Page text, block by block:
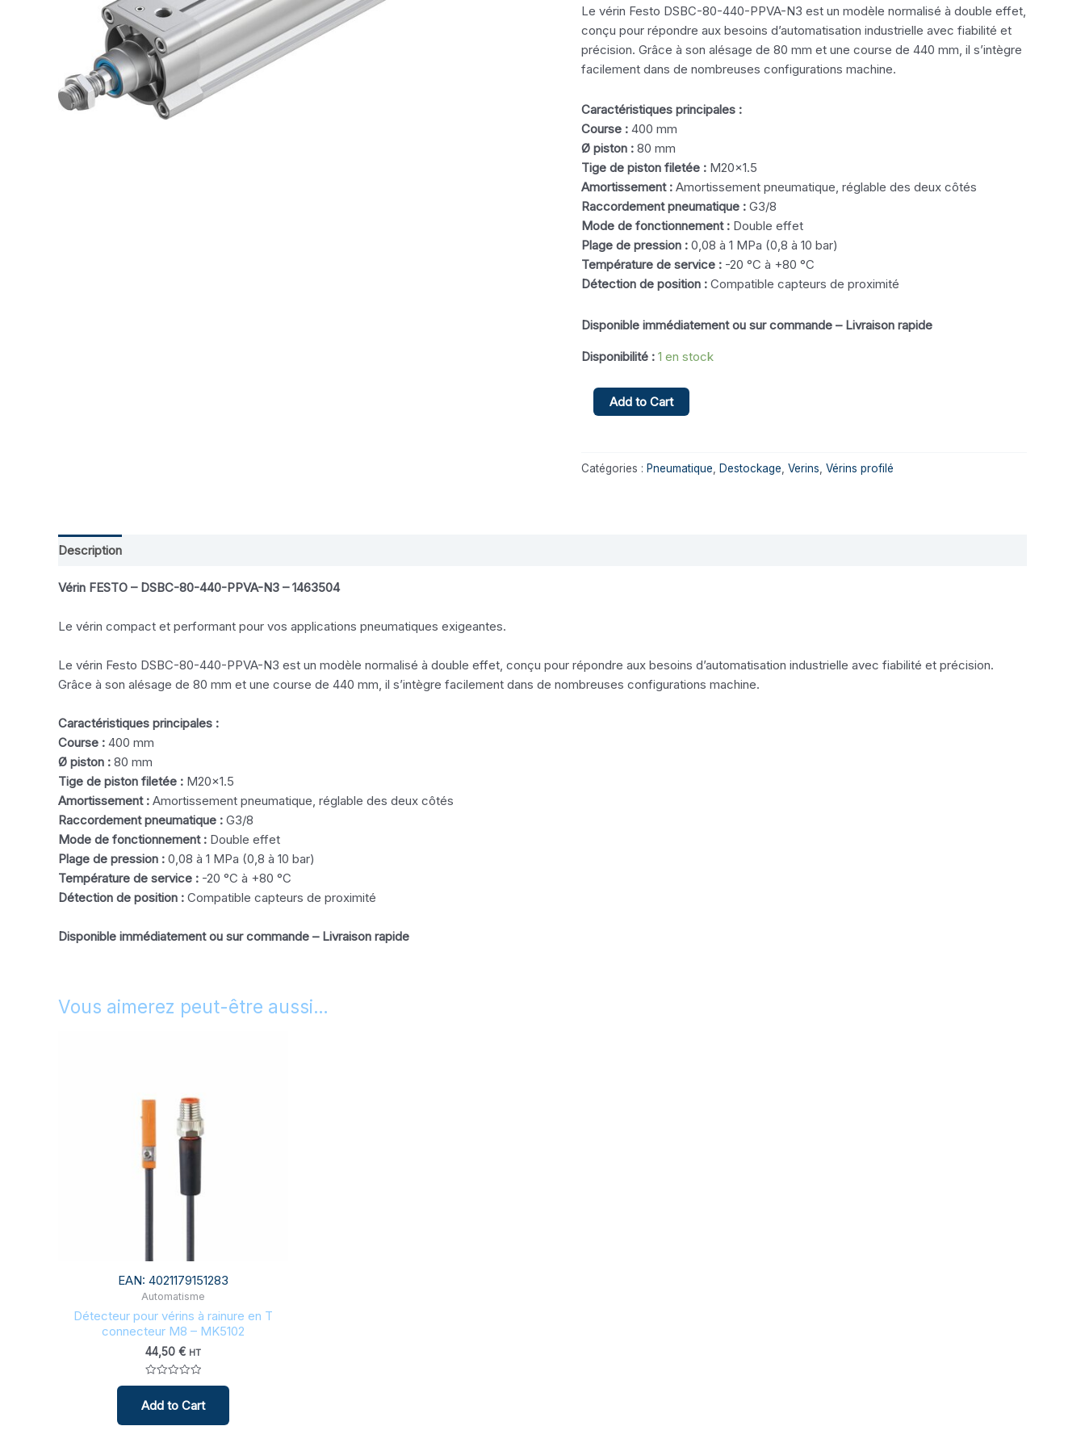
Le vérin Festo DSBC-80-440-PPVA-N3 est un modèle normalisé à double effet,
conçu pour répondre aux besoins d’automatisation industrielle avec fiabilité et
précision. Grâce à son alésage de 80 mm et une course de 440 mm, il s’intègre
facilement dans de nombreuses configurations machine.
Caractéristiques principales :
Course : 400 mm
Ø piston : 80 mm
Tige de piston filetée : M20x1.5
Amortissement : Amortissement pneumatique, réglable des deux côtés
Raccordement pneumatique : G3/8
Mode de fonctionnement : Double effet
Plage de pression : 0,08 à 1 MPa (0,8 à 10 bar)
Température de service : -20 °C à +80 °C
Détection de position : Compatible capteurs de proximité
Disponible immédiatement ou sur commande – Livraison rapide
Disponibilité : 1 en stock
Add to Cart
Catégories : Pneumatique Destockage Verins Vérins profilé
Description
Vérin FESTO – DSBC-80-440-PPVA-N3 – 1463504
Le vérin compact et performant pour vos applications pneumatiques exigeantes.
Le vérin Festo DSBC-80-440-PPVA-N3 est un modèle normalisé à double effet, conçu pour répondre aux besoins d’automatisation industrielle avec fiabilité et précision.
Grâce à son alésage de 80 mm et une course de 440 mm, il s’intègre facilement dans de nombreuses configurations machine.
Caractéristiques principales :
Course : 400 mm
Ø piston : 80 mm
Tige de piston filetée : M20x1.5
Amortissement : Amortissement pneumatique, réglable des deux côtés
Raccordement pneumatique : G3/8
Mode de fonctionnement : Double effet
Plage de pression : 0,08 à 1 MPa (0,8 à 10 bar)
Température de service : -20 °C à +80 °C
Détection de position : Compatible capteurs de proximité
Disponible immédiatement ou sur commande – Livraison rapide
Vous aimerez peut-être aussi…
EAN: 4021179151283
Automatisme
Détecteur pour vérins à rainure en T
connecteur M8 – MK5102
44,50 € HT
Note
sur
5
Add to Cart